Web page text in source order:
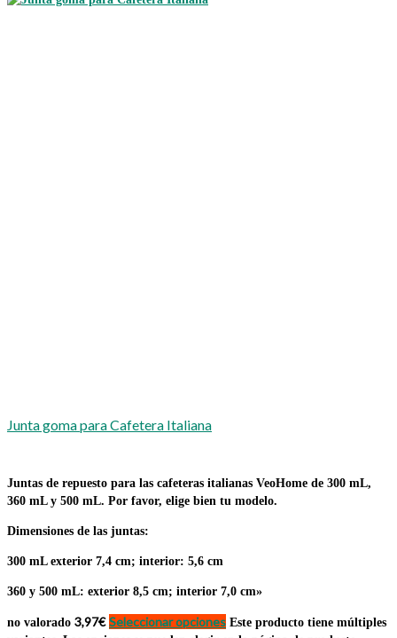
Junta goma para Cafetera Italiana
Juntas de repuesto para las cafeteras italianas VeoHome de 300 mL,
360 mL y 500 mL. Por favor, elige bien tu modelo.
Dimensiones de las juntas:
300 mLexterior 7,4 cm; interior: 5,6 cm
360 y 500 mL: exterior 8,5 cm; interior 7,0 cm»
no valorado 3,97€ Seleccionar opciones Este producto tiene múltiples